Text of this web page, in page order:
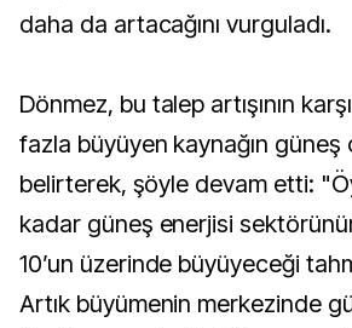
daha da artacağını vurguladı.
Dönmez, bu talep artışının
fazla büyüyen kaynağın güneş
belirterek, şöyle devam etti:
kadar güneş enerjisi
10’un üzerinde büyüyeceği
Artık büyümenin merkezinde